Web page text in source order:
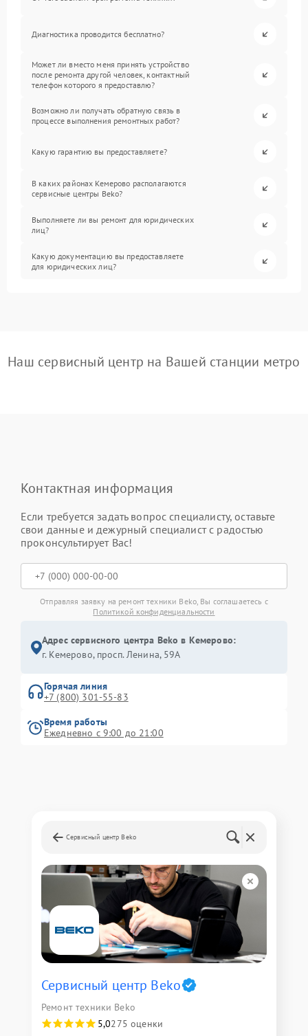
Диагностика проводится бесплатно?
Может ли вместо меня принять устройство
после ремонта другой человек, контактный
телефон которого я предоставлю?
Возможно ли получать обратную связь в
процессе выполнения ремонтных работ?
Какую гарантию вы предоставляете?
В каких районах Кемерово располагаются
сервисные центры Beko?
Выполняете ли вы ремонт для юридических
лиц?
Какую документацию вы предоставляете
для юридических лиц?
Наш сервисный центр на Вашей станции метро
Контактная информация
Если требуется задать вопрос специалисту, оставьте
свои данные и дежурный специалист с радостью
проконсультирует Вас!
Отправляя заявку на ремонт техники Beko, Вы соглашаетесь с
Политикой конфиденциальности
Адрес сервисного центра Beko в Кемерово:
г. Кемерово, просп. Ленина, 59А
Горячая линия
+7 (800) 301-55-83
Время работы
Ежедневно с 9:00 до 21:00
Сервисный центр Beko
Сервисный центр Beko
Ремонт техники Beko
5,0275 оценки